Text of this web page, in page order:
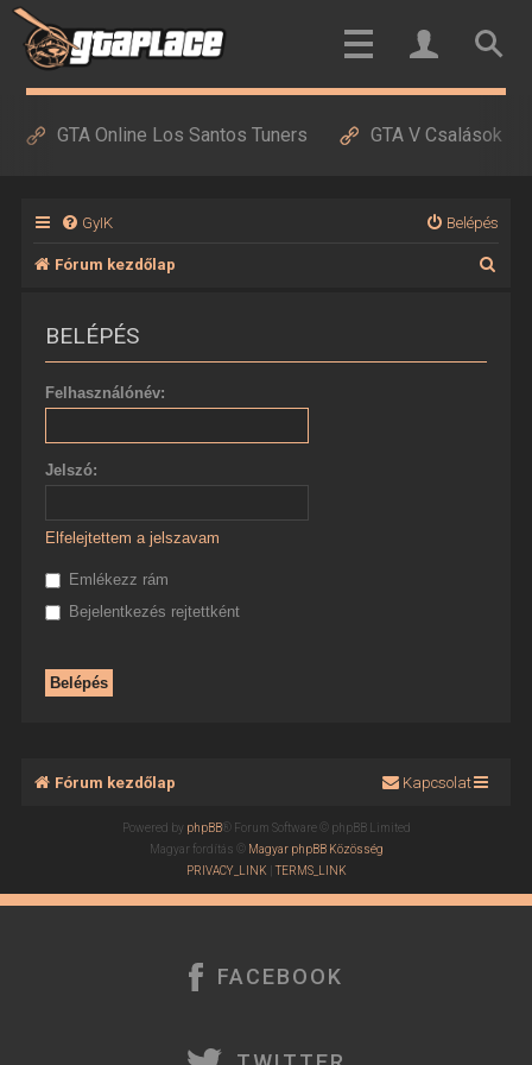
GTA Online Los Santos Tuners GTA V Csalások
GyIK Belépés
Fórum kezdőlap
BELÉPÉS
Felhasználónév:
Jelszó:
Elfelejtettem a jelszavam
Emlékezz rám
Bejelentkezés rejtettként
Fórum kezdőlap Kapcsolat
Powered by phpBB® Forum Software © phpBB Limited
Magyar fordítás © Magyar phpBB Közösség
PRIVACY_LINK |TERMS_LINK
FACEBOOK